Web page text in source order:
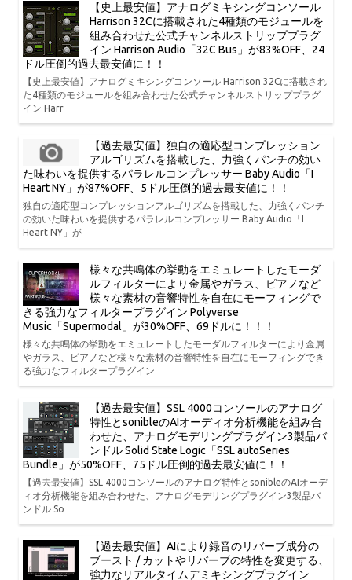
【史上最安値】アナログミキシングコンソール
Harrison 32Cに搭載された4種類のモジュールを
組み合わせた公式チャンネルストリッププラグ
イン Harrison Audio「32C Bus」が83%OFF、24
ドル圧倒的過去最安値に！！
【史上最安値】アナログミキシングコンソール Harrison 32Cに搭載され
た4種類のモジュールを組み合わせた公式チャンネルストリッププラグ
イン Harr
【過去最安値】独自の適応型コンプレッション
アルゴリズムを搭載した、力強くパンチの効い
た味わいを提供するパラレルコンプレッサー Baby Audio「I
Heart NY」が87%OFF、5ドル圧倒的過去最安値に！！
独自の適応型コンプレッションアルゴリズムを搭載した、力強くパンチ
の効いた味わいを提供するパラレルコンプレッサー Baby Audio「I
Heart NY」が
様々な共鳴体の挙動をエミュレートしたモーダ
ルフィルターにより金属やガラス、ピアノなど
様々な素材の音響特性を自在にモーフィングで
きる強力なフィルタープラグイン Polyverse
Music「Supermodal」が30%OFF、69ドルに！！！
様々な共鳴体の挙動をエミュレートしたモーダルフィルターにより金属
やガラス、ピアノなど様々な素材の音響特性を自在にモーフィングでき
る強力なフィルタープラグイン
【過去最安値】SSL 4000コンソールのアナログ
特性とsonibleのAIオーディオ分析機能を組み合
わせた、アナログモデリングプラグイン3製品バ
ンドル Solid State Logic「SSL autoSeries
Bundle」が50%OFF、75ドル圧倒的過去最安値に！！
【過去最安値】SSL 4000コンソールのアナログ特性とsonibleのAIオーデ
ィオ分析機能を組み合わせた、アナログモデリングプラグイン3製品バ
ンドル So
【過去最安値】AIにより録音のリバーブ成分の
ブースト / カットやリバーブの特性を変更する、
強力なリアルタイムデミキシングプラグイン